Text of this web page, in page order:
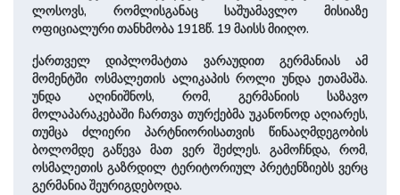
ლოსოვს, რომლისგანაც საშუამავლო მისიაზე
ოფიციალური თანხმობა 1918წ. 19 მაისს მიიღო.
ქართველ დიპლომატთა ვარაუდით გერმანიას ამ
მომენტში ოსმალეთის ალიკაპის როლი უნდა ეთამაშა.
უნდა აღინიშნოს, რომ, გერმანიის საზავო
მოლაპარაკებაში ჩართვა თურქებმა უკანონოდ აღიარეს,
თუმცა ძლიერი პარტნიორისათვის წინააღმდეგობის
ბოლომდე გაწევა მათ ვერ შეძლეს. გამოჩნდა, რომ,
ოსმალეთის გაზრდილ ტერიტორიულ პრეტენზიებს ვერც
გერმანია შეურიგდებოდა.